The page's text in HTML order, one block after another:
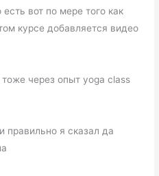
вот по мере того как
курсе добавляется видео
тоже через опыт yoga class
правильно я сказал да